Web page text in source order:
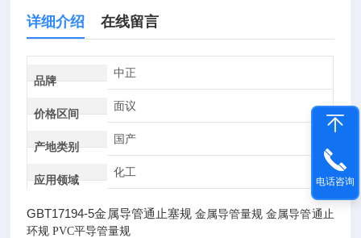
详细介绍 在线留言
品牌
中正
价格区间
面议
产地类别
国产
应用领域
化工
GBT17194-5金属导管通止塞规 金属导管量规 金属导管通止
环规 PVC平导管量规
电话咨询